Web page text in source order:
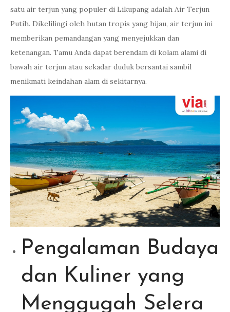
satu air terjun yang populer di Likupang adalah Air Terjun
Putih. Dikelilingi oleh hutan tropis yang hijau, air terjun ini
memberikan pemandangan yang menyejukkan dan
ketenangan. Tamu Anda dapat berendam di kolam alami di
bawah air terjun atau sekadar duduk bersantai sambil
menikmati keindahan alam di sekitarnya.
Pengalaman Budaya
dan Kuliner yang
Menggugah Selera